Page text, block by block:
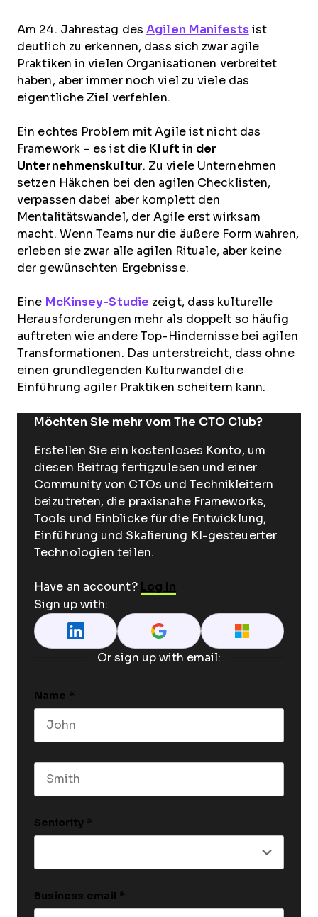
Am 24. Jahrestag desAgilen Manifestsist
deutlich zu erkennen, dass sich zwar agile
Praktiken in vielen Organisationen verbreitet
haben, aber immer noch viel zu viele das
eigentliche Ziel verfehlen.
Ein echtes Problem mit Agile ist nicht das
Framework – es ist die Kluft in der
Unternehmenskultur. Zu viele Unternehmen
setzen Häkchen bei den agilen Checklisten,
verpassen dabei aber komplett den
Mentalitätswandel, der Agile erst wirksam
macht. Wenn Teams nur die äußere Form wahren,
erleben sie zwar alle agilen Rituale, aber keine
der gewünschten Ergebnisse.
Eine McKinsey-Studie zeigt, dass kulturelle
Herausforderungen mehr als doppelt so häufig
auftreten wie andere Top-Hindernisse bei agilen
Transformationen. Das unterstreicht, dass ohne
einen grundlegenden Kulturwandel die
Einführung agiler Praktiken scheitern kann.
Möchten Sie mehr vom The CTO Club?
Erstellen Sie ein kostenloses Konto, um
diesen Beitrag fertigzulesen und einer
Community von CTOs und Technikleitern
beizutreten, die praxisnahe Frameworks,
Tools und Einblicke für die Entwicklung,
Einführung und Skalierung KI-gesteuerter
Technologien teilen.
Have an account? Log In
Sign up with:
Or sign up with email:
Name *
Seniority *
Business email *